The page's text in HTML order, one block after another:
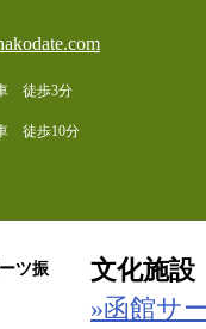
徒歩3分
徒歩10分
ツ振
文化施設
»函館サ